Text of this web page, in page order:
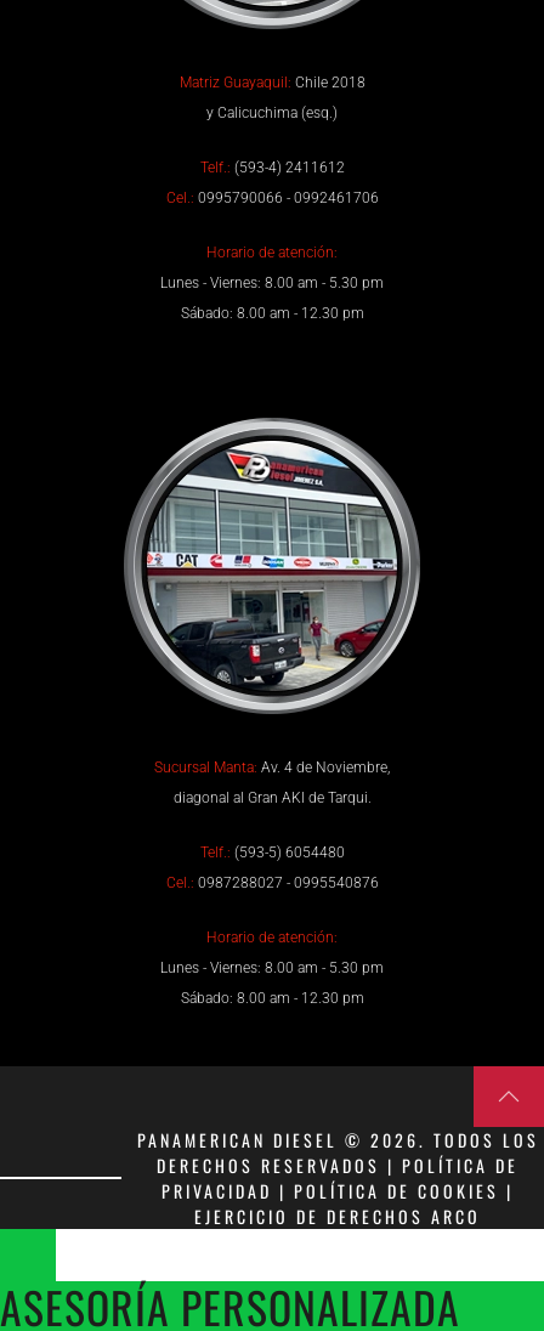
Matriz Guayaquil: Chile 2018
y Calicuchima (esq.)
Telf.: (593-4) 2411612
Cel.: 0995790066 - 0992461706
Horario de atención:
Lunes - Viernes: 8.00 am - 5.30 pm
Sábado: 8.00 am - 12.30 pm
Sucursal Manta: Av. 4 de Noviembre,
diagonal al Gran AKI de Tarqui.
Telf.: (593-5) 6054480
Cel.: 0987288027 - 0995540876
Horario de atención:
Lunes - Viernes: 8.00 am - 5.30 pm
Sábado: 8.00 am - 12.30 pm
PANAMERICAN DIESEL © 2026. TODOS LOS
DERECHOS RESERVADOS | POLÍTICA DE
PRIVACIDAD | POLÍTICA DE COOKIES |
EJERCICIO DE DERECHOS ARCO
ASESORÍA PERSONALIZADA